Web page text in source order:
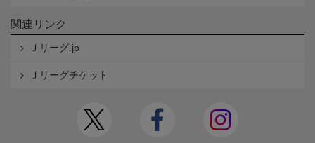
関連リンク
Ｊリーグ.jp
Ｊリーグチケット